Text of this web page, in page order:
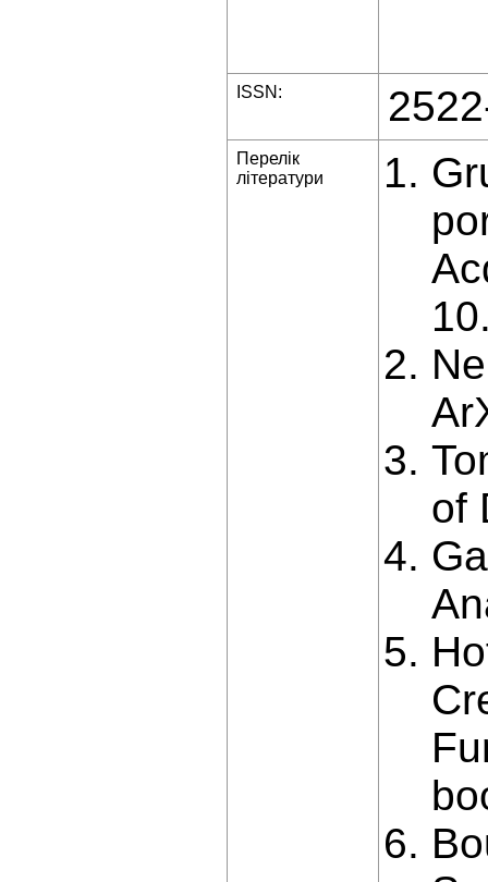
ISSN:
Перелік
літератури
of